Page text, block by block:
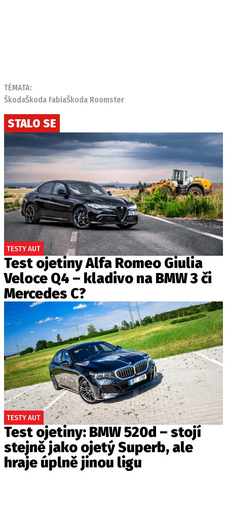
TÉMATA:
ŠkodaŠkoda FabiaŠkoda Roomster
STALO SE
TESTY AUT
Test ojetiny Alfa Romeo Giulia
Veloce Q4 – kladivo na BMW 3 či
Mercedes C?
TESTY AUT
Test ojetiny: BMW 520d – stojí
stejně jako ojetý Superb, ale
hraje úplně jinou ligu